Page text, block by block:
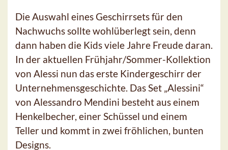
Die Auswahl eines Geschirrsets für den
Nachwuchs sollte wohlüberlegt sein, denn
dann haben die Kids viele Jahre Freude daran.
In der aktuellen Frühjahr/Sommer-Kollektion
von Alessi nun das erste Kindergeschirr der
Unternehmensgeschichte. Das Set „Alessini“
von Alessandro Mendini besteht aus einem
Henkelbecher, einer Schüssel und einem
Teller und kommt in zwei fröhlichen, bunten
Designs.